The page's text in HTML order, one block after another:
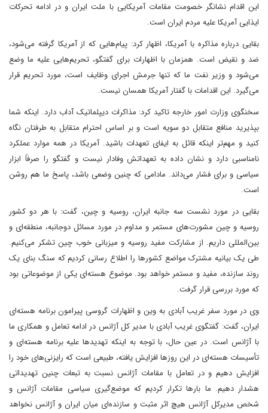
این اقدام نشانگر خصومت مقامات آمریکایی با ملت ایران و در ادامه تحرکات
ایذایی آمریکا علیه مردم ایران است.
بقایی درباره مذاکره با آمریکا، اظهار کرد: پیام‌هایی که از آمریکا گرفته می‌شود،
ضد و نقیض است. همزمان با اظهارات برای گفتگو، تحریم‌هایی علیه ما وضع
می‌شود و وزیر نفت ما که تنها جرمش اجرای وظایف است، مورد تحریم قرار
می‌گیرد. این اقدامات با گفتار آمریکا همسان نیست.
سخنگوی وزارت امور خارجه تاکید کرد: مذاکرات دیپلماتیک آداب دارد. اینکه شما
بپذیرید منافع متقابل دو سویه است و بر اساس احترام متقابل به طرفتان نگاه
کنید و مهم‌تر اینکه قائل به ایفای تعهدات باشید. آمریکا در همه موارد عملکرد
نامناسبی دارد و نشان داده به تعهداتش وفادار نیست و گفتگو را صرفاً ابزار
سیاسی و برای فشار می‌داند. مادامی که چنین وضعی باشد، پاسخ ما هم روشن
است.
بقایی در مورد نشست سه جانبه ایران، روسیه و چین، گفت: با هر دو کشور
روسیه و چین مشورت‌های مستمر و مداوم در مورد مسائل دوجانبه، منطقه‌ای و
بین‌المللی داریم. از مشارکت مفید روسیه و میزبانی خوب چین تشکر می‌کنیم.
طی یک بیانیه مشترک مواضع کشورها را اطلاع رسانی کردیم که سنگ بنای یک
روند سازنده، مفید و مستمر خواهد بود. موضوع هسته‌ای یکی از موضوعاتی بود
که مورد بررسی قرار گرفت.
وی در مورد سفر غریب آبادی به وین و اظهارات گروسی پیرامون برنامه هسته‌ای
ایران، گفت: گفتگوی غریب آبادی با مدیر کل آژانس در ادامه تعامل و همکاری ما
با آژانس است. در عین حال، با توجه به اینکه تهدیدها علیه برنامه هسته‌ای و
تأسیسات هسته‌ای در این روزها افزایش یافته، طبیعی است که رایزنی‌های خود را
افزایش دهیم و در تعامل با مقامات آژانس نسبت به تبعات چنین تهدیداتی
هشدار دهیم. ما بارها تکرار کردیم که موضع‌گیری سیاسی مقامات آژانس و
شخص مدیرکل آژانس هیچ اثر مثبت و سازنده‌ای میان ایران و آژانس نخواهد